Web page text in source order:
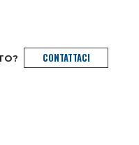
CONTATTACI